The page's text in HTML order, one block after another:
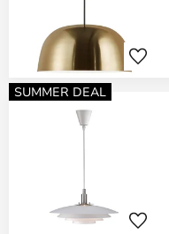
SUMMER DEAL